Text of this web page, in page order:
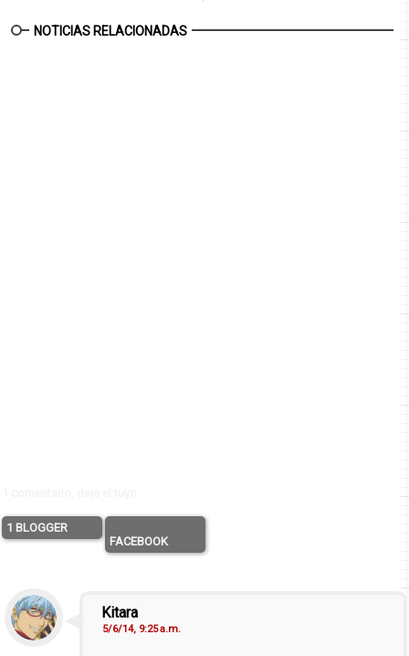
NOTICIAS RELACIONADAS
1 BLOGGER
FACEBOOK
Kitara
5/6/14, 9:25 a.m.